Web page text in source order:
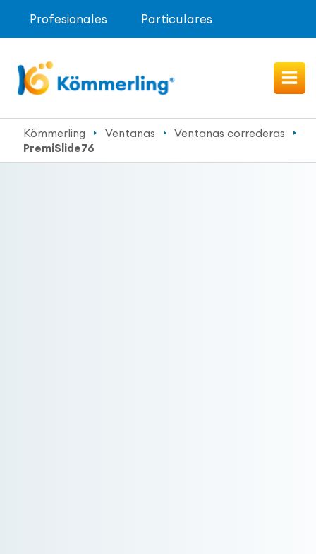
Profesionales Particulares
Kömmerling Ventanas
Ventanas correderas
PremiSlide76